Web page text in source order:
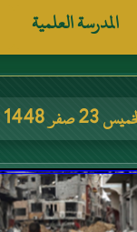
المدرسة العلمية
1448 هجرية